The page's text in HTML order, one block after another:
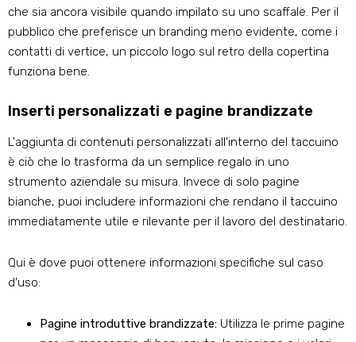
che sia ancora visibile quando impilato su uno scaffale. Per il
pubblico che preferisce un branding meno evidente, come i
contatti di vertice, un piccolo logo sul retro della copertina
funziona bene.
Inserti personalizzati e pagine brandizzate
L'aggiunta di contenuti personalizzati all'interno del taccuino
è ciò che lo trasforma da un semplice regalo in uno
strumento aziendale su misura. Invece di solo pagine
bianche, puoi includere informazioni che rendano il taccuino
immediatamente utile e rilevante per il lavoro del destinatario.
Qui è dove puoi ottenere informazioni specifiche sul caso
d'uso:
Pagine introduttive brandizzate: Utilizza le prime pagine